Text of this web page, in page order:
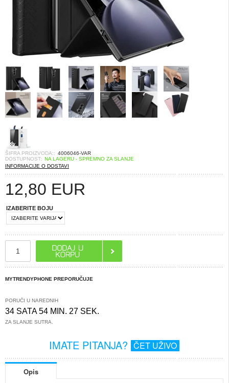
ŠIFRA PROIZVODA:: 4006046-VAR
DOSTUPNOST: NA LAGERU - SPREMNO ZA SLANJE
INFORMACIJE O DOSTAVI
12,80 EUR
IZABERITE BOJU
MYTRENDYPHONE PREPORUČUJE
PORUČI U NAREDNIH
34 SATA 54 MIN. 27 SEK.
ZA SLANJE SUTRA.
IMATE PITANJA? ČET UŽIVO
Opis